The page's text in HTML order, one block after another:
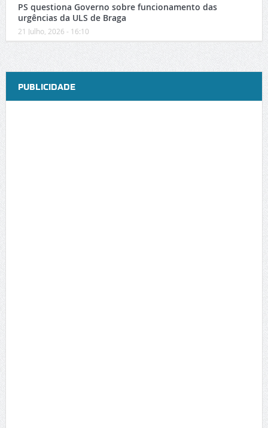
PS questiona Governo sobre funcionamento das
urgências da ULS de Braga
21 Julho, 2026 - 16:10
PUBLICIDADE